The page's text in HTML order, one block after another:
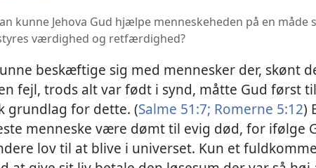
kunne Jehova Gud hjælpe menneskeheden på en måde
værdighed og retfærdighed?
beskæftige sig med mennesker der, skønt
fejl, trods alt var født i synd, måtte Gud først
grundlag for dette. (Salme 51:7; Romerne 5:12)
menneske være dømt til evig død, for ifølge
lov til at blive i universet. Kun et